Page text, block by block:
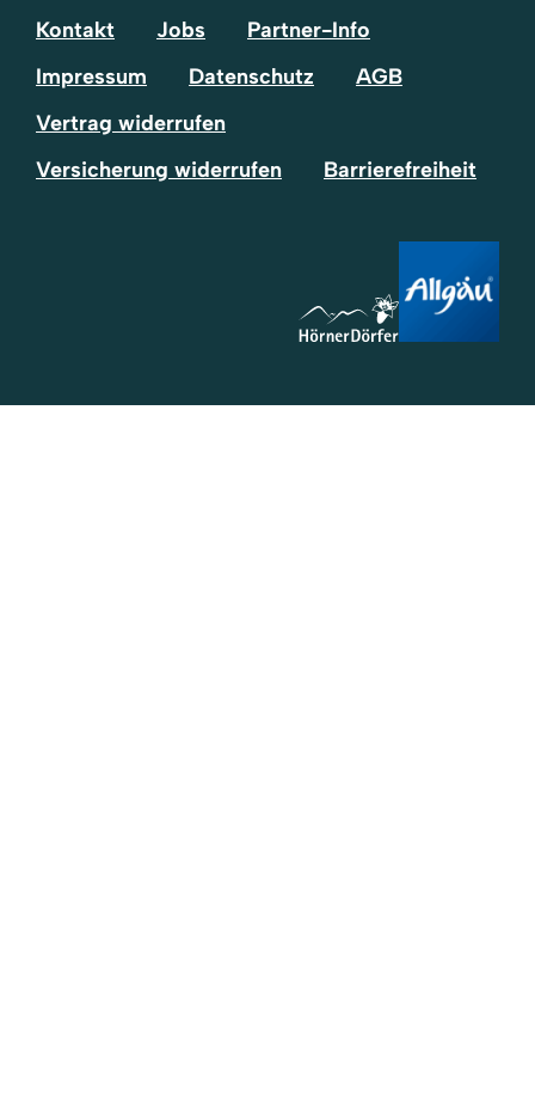
Kontakt Jobs
Partner-Info
Impressum
Datenschutz
AGB
Vertrag widerrufen
Versicherung widerrufen
Barrierefreiheit